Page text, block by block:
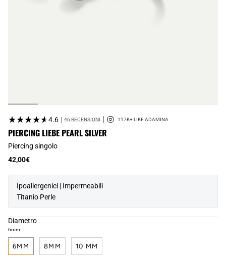
★★★★★
★★★★★4.6 | 46 RECENSIONI
PIERCING LIEBE PEARL SILVER
Piercing singolo
42,00€
Ipoallergenici | Impermeabili
Titanio Perle
Diametro
6mm
6MM 8MM 10 MM